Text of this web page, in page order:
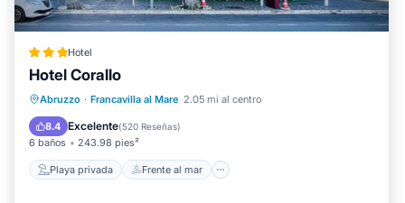
Hotel
Hotel Corallo
Abruzzo · Francavilla al Mare 2.05 mi al centro
8.4 Excelente(520 Reseñas)
6 baños 243.98 pies²
Playa privada Frente al mar
Playa privada
Frente al mar
Vista al mar